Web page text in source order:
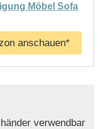
Möbel Sofa
anschauen*
verwendbar